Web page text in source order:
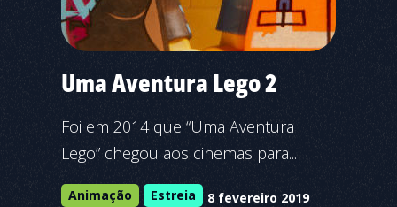
Uma Aventura Lego 2
Foi em 2014 que “Uma Aventura
Lego” chegou aos cinemas para...
Animação Estreia 8 fevereiro 2019